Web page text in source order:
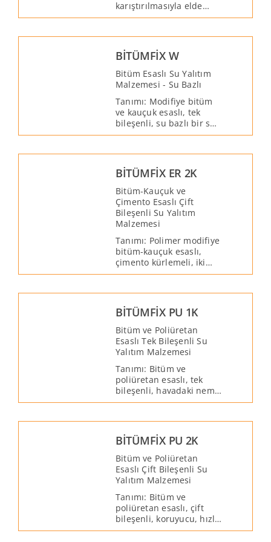
karıştırılmasıyla elde
edilen kullanıma hazır
Her türlü bitümlü
malzeme uygulaması
öncesinde astar görevini
görür. Bünyesindeki su
buharlaştıktan sonra,
yapışma arttırıcı bir
tabaka oluşturur.
BİTÜMFİX W
Bitüm Esaslı Su Yalıtım
Malzemesi - Su Bazlı
Tanımı: Modifiye bitüm
ve kauçuk esaslı, tek
bileşenli, su bazlı bir su
yalıtım malzemesidir.
uygulandığı yüzeye
kuvvetli bir şekilde
yapışarak suya ve neme
karşı dayanıklı bir tabaka
oluşturur.
BİTÜMFİX ER 2K
Bitüm-Kauçuk ve
Çimento Esaslı Çift
Bileşenli Su Yalıtım
Malzemesi
Tanımı: Polimer modifiye
bitüm-kauçuk esaslı,
çimento kürlemeli, iki
bileşenli, elastik ve su
malzemesidir. BİTÜMFİX
ER 2K tiksotropik,
kürlendikten sonra
esnek, aderans özelliği
yüksek ve yaşlanma
süresi uzun bir
BİTÜMFİX PU 1K
Bitüm ve Poliüretan
Esaslı Tek Bileşenli Su
Yalıtım Malzemesi
Tanımı: Bitüm ve
poliüretan esaslı, tek
bileşenli, havadaki nem
ile kürlenen, koruyucu
malzemesidir.
Yapısındaki poliüretan
sebebiyle yüzeye kuvvetli
bir şekilde yapışarak
suya ve neme karşı daha
dayanıklı bir tabaka
BİTÜMFİX PU 2K
Bitüm ve Poliüretan
Esaslı Çift Bileşenli Su
Yalıtım Malzemesi
Tanımı: Bitüm ve
poliüretan esaslı, çift
bileşenli, koruyucu, hızlı
kürlenen, süper elastik